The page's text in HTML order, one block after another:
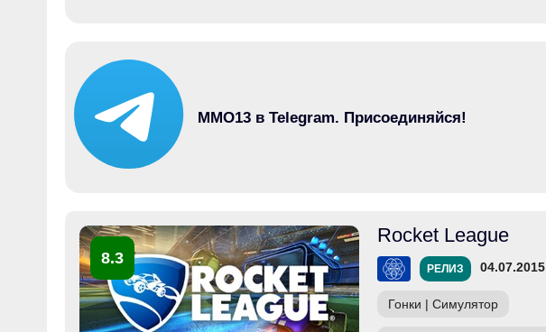
MMO13 в Telegram. Присоединяйся!
8.3
Rocket League
РЕЛИЗ 04.07.2015
Гонки | Симулятор